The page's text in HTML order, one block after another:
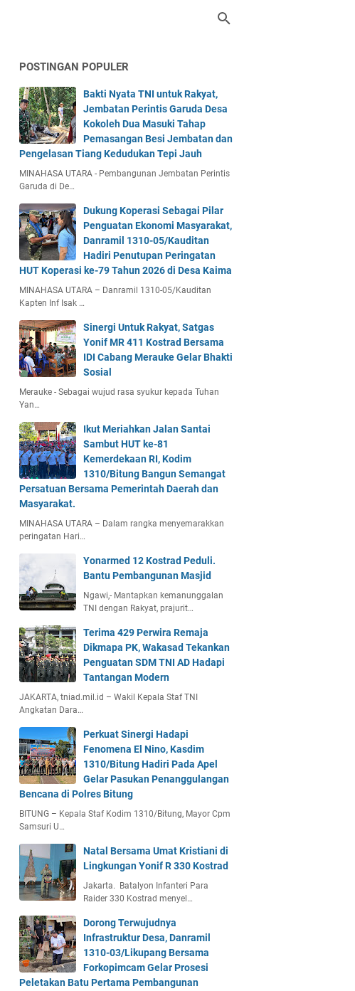
POSTINGAN POPULER
Bakti Nyata TNI untuk Rakyat,
Jembatan Perintis Garuda Desa
Kokoleh Dua Masuki Tahap
Pemasangan Besi Jembatan dan
Pengelasan Tiang Kedudukan Tepi Jauh
MINAHASA UTARA - Pembangunan Jembatan Perintis
Garuda di De…
Dukung Koperasi Sebagai Pilar
Penguatan Ekonomi Masyarakat,
Danramil 1310-05/Kauditan
Hadiri Penutupan Peringatan
HUT Koperasi ke-79 Tahun 2026 di Desa Kaima
MINAHASA UTARA – Danramil 1310-05/Kauditan
Kapten Inf Isak …
Sinergi Untuk Rakyat, Satgas
Yonif MR 411 Kostrad Bersama
IDI Cabang Merauke Gelar Bhakti
Sosial
Merauke - Sebagai wujud rasa syukur kepada Tuhan
Yan…
Ikut Meriahkan Jalan Santai
Sambut HUT ke-81
Kemerdekaan RI, Kodim
1310/Bitung Bangun Semangat
Persatuan Bersama Pemerintah Daerah dan
Masyarakat.
MINAHASA UTARA – Dalam rangka menyemarakkan
peringatan Hari…
Yonarmed 12 Kostrad Peduli.
Bantu Pembangunan Masjid
Ngawi,- Mantapkan kemanunggalan
TNI dengan Rakyat, prajurit…
Terima 429 Perwira Remaja
Dikmapa PK, Wakasad Tekankan
Penguatan SDM TNI AD Hadapi
Tantangan Modern
JAKARTA, tniad.mil.id – Wakil Kepala Staf TNI
Angkatan Dara…
Perkuat Sinergi Hadapi
Fenomena El Nino, Kasdim
1310/Bitung Hadiri Pada Apel
Gelar Pasukan Penanggulangan
Bencana di Polres Bitung
BITUNG – Kepala Staf Kodim 1310/Bitung, Mayor Cpm
Samsuri U…
Natal Bersama Umat Kristiani di
Lingkungan Yonif R 330 Kostrad
Jakarta. Batalyon Infanteri Para
Raider 330 Kostrad menyel…
Dorong Terwujudnya
Infrastruktur Desa, Danramil
1310-03/Likupang Bersama
Forkopimcam Gelar Prosesi
Peletakan Batu Pertama Pembangunan